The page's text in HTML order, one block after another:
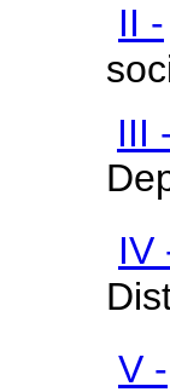
II -
III
IV
V -